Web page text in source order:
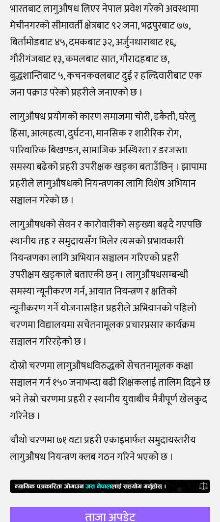
भारतबाट लागुऔषध लिएर नेपाल प्रवेश गरेको अवस्थामा
मेचीनगरको सीमावर्ती क्षेत्रबाट ९२ जना, भद्रपुरबाट ७७,
बिर्तामोडबाट ४५, दमकबाट ३२, अर्जुनधाराबाट १६,
गौरीगंजबाट १३, कमलबाट सात, गौरादहबाट छ,
बुद्धशान्तिबाट ५, कचनकवलबाट दुई र हल्दिवारीबाट एक
जना पक्राउ परेको प्रहरीले जनाएको छ ।
लागुऔषध प्रयोगको कारण समाजमा चोरी, डकैती, घरेलु
हिंसा, आत्महत्या, दुर्घटना, मानसिक र शारीरिक रोग,
पारिवारिक बिखण्डन, सामाजिक अस्थिरता र डरजस्ता
समस्या बढेको प्रहरी उपरीक्षक खड्का बताउँछिन् । झापामा
प्रहरीले लागुऔषधको नियन्त्रणका लागि विशेष अभियान
सञ्चालन गरेको छ ।
लागुऔषधको सेवन र कारोवारीको सङ्ख्या बढ्दै गएपछि
स्थानीय तह र समुदायसँग मिलेर त्यसको प्रभावकारी
नियन्त्रणका लागि अभियान सञ्चालन गरिएको प्रहरी
उपरीक्षम खड्काले बताएकी छन् । लागुऔषधसम्बन्धी
समस्या न्यूनीकरण गर्न, आयात नियन्त्रण र क्षतिको
न्यूनीकरण गर्ने योजनासहित प्रहरीले अभियानको पहिलो
चरणमा विद्यालयमा सचेतनामूलक प्रचारप्रसार कार्यक्रम
सञ्चालन गरिरहेको छ ।
दोस्रो चरणमा लागुऔषधविरुद्धको सेचतनामूलक कक्षा
सञ्चालन गर्न १५० जनाभन्दा बढी शिक्षकलाई तालिम दिइने छ
भने तेस्रो चरणमा प्रहरी र स्थानीय युवाबीच मैत्रीपूर्ण खेलकुद
गरिनेछ ।
चौथो चरणमा ७१ वटा प्रहरी एकाइमार्फत समुदायस्तरीय
लागुऔषध नियन्त्रण क्लब गठन गरिने भएको छ ।
ताजा अपडेट